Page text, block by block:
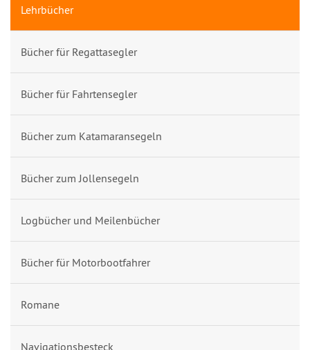
Lehrbücher
Bücher für Regattasegler
Bücher für Fahrtensegler
Bücher zum Katamaransegeln
Bücher zum Jollensegeln
Logbücher und Meilenbücher
Bücher für Motorbootfahrer
Romane
Navigationsbesteck